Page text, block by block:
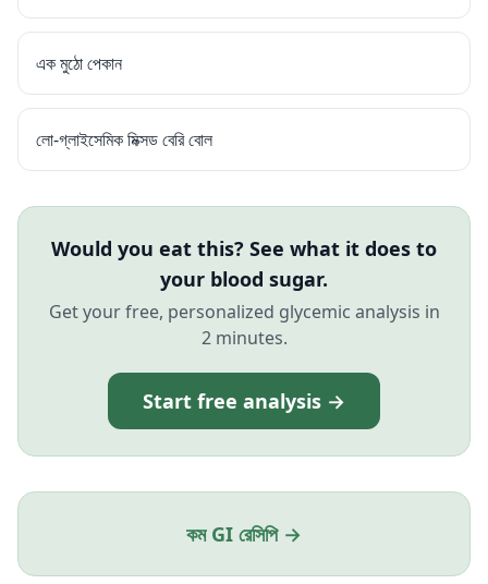
এক মুঠো পেকান
লো-গ্লাইসেমিক মিক্সড বেরি বোল
Would you eat this? See what it does to
your blood sugar.
Get your free, personalized glycemic analysis in
2 minutes.
Start free analysis →
কম GI রেসিপি →